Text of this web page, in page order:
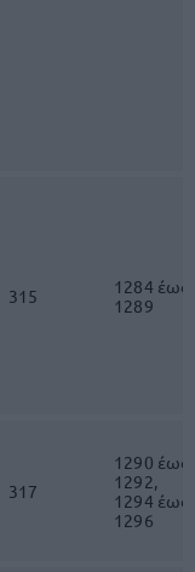
315
1284 έως
1289
317
1290 έως
1292,
1294 έως
1296